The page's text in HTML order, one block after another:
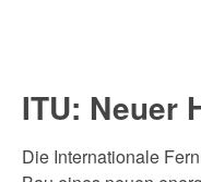
ITU: Neuer
Die Internationale